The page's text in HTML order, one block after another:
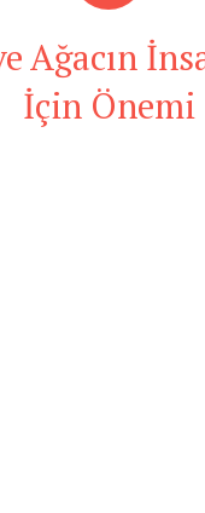
Ağacın
İçin Önemi